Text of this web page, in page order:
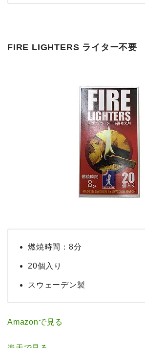
FIRE LIGHTERS ライター不要
燃焼時間：8分
20個入り
スウェーデン製
Amazonで見る